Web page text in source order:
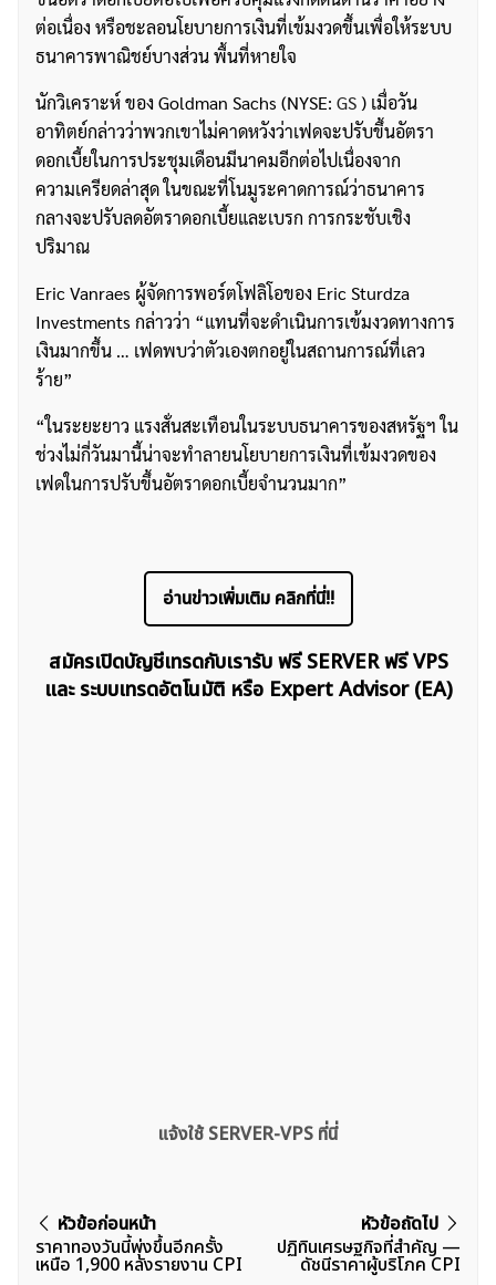
ค้นหา
สำหรับ:
ต่อเนื่อง หรือชะลอนโยบายการเงินที่เข้มงวดขึ้นเพื่อให้ระบบ
ธนาคารพาณิชย์บางส่วน พื้นที่หายใจ
นักวิเคราะห์ ของ Goldman Sachs (NYSE: GS) เมื่อวัน
อาทิตย์กล่าวว่าพวกเขาไม่คาดหวังว่าเฟดจะปรับขึ้นอัตรา
ดอกเบี้ยในการประชุมเดือนมีนาคมอีกต่อไปเนื่องจาก
ความเครียดล่าสุด ในขณะที่โนมูระคาดการณ์ว่าธนาคาร
กลางจะปรับลดอัตราดอกเบี้ยและเบรก การกระชับเชิง
ปริมาณ
Eric Vanraes ผู้จัดการพอร์ตโฟลิโอของ Eric Sturdza
Investments กล่าวว่า “แทนที่จะดำเนินการเข้มงวดทางการ
เงินมากขึ้น … เฟดพบว่าตัวเองตกอยู่ในสถานการณ์ที่เลว
ร้าย”
“ในระยะยาว แรงสั่นสะเทือนในระบบธนาคารของสหรัฐฯ ใน
ช่วงไม่กี่วันมานี้น่าจะทำลายนโยบายการเงินที่เข้มงวดของ
เฟดในการปรับขึ้นอัตราดอกเบี้ยจำนวนมาก”
อ่านข่าวเพิ่มเติม คลิกที่นี่!!
สมัครเปิดบัญชีเทรดกับเรารับ ฟรี SERVER ฟรี VPS
และ ระบบเทรดอัตโนมัติ หรือ Expert Advisor (EA)
แจ้งใช้ SERVER-VPS ที่นี่
แนะแนว
เรื่อง
หัวข้อก่อนหน้า
ราคาทองวันนี้พุ่งขึ้นอีกครั้ง
เหนือ 1,900 หลังรายงาน CPI
หัวข้อถัดไป
ปฏิทินเศรษฐกิจที่สำคัญ —
ดัชนีราคาผู้บริโภค CPI